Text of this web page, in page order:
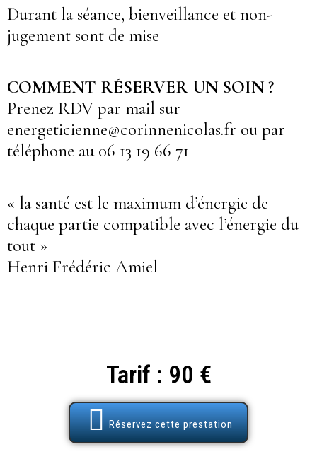
Durant la séance, bienveillance et non-
jugement sont de mise
COMMENT RÉSERVER UN SOIN ?
Prenez RDV par mail sur
energeticienne@corinnenicolas.fr ou par
téléphone au 06 13 19 66 71
« la santé est le maximum d’énergie de
chaque partie compatible avec l’énergie du
tout »
Henri Frédéric Amiel
Tarif : 90 €
Réservez cette prestation